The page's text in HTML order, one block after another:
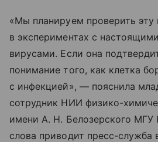
«Мы планируем проверить эту
в экспериментах с
вирусами. Если она
понимание того, как клетка
с инфекцией», — пояснила
сотрудник НИИ физико-
имени А. Н. Белозерского МГУ
слова приводит пресс-служба